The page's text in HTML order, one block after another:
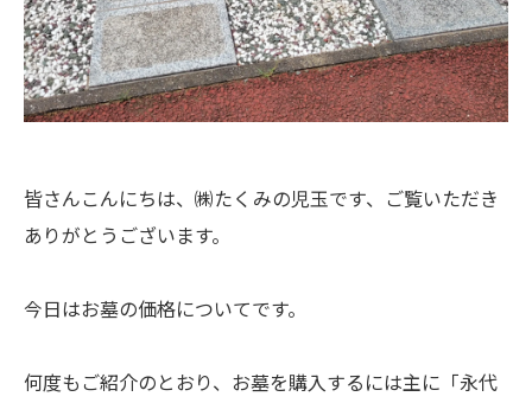
皆さんこんにちは、㈱たくみの児玉です、ご覧いただき
ありがとうございます。
今日はお墓の価格についてです。
何度もご紹介のとおり、お墓を購入するには主に「永代